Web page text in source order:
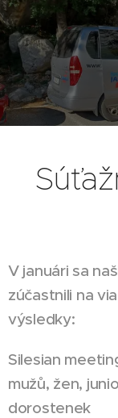
V januári sa
zúčastnili na
výsledky:
Silesian
mužů, žen,
dorostenek